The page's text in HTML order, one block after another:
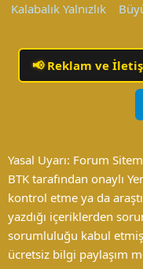
Kalabalık Yalnızlık
📢Reklam ve
Yasal Uyarı: Forum
BTK tarafından onaylı
kontrol etme ya da
yazdığı içeriklerden
sorumluluğu kabul etmiş
ücretsiz bilgi paylaşım